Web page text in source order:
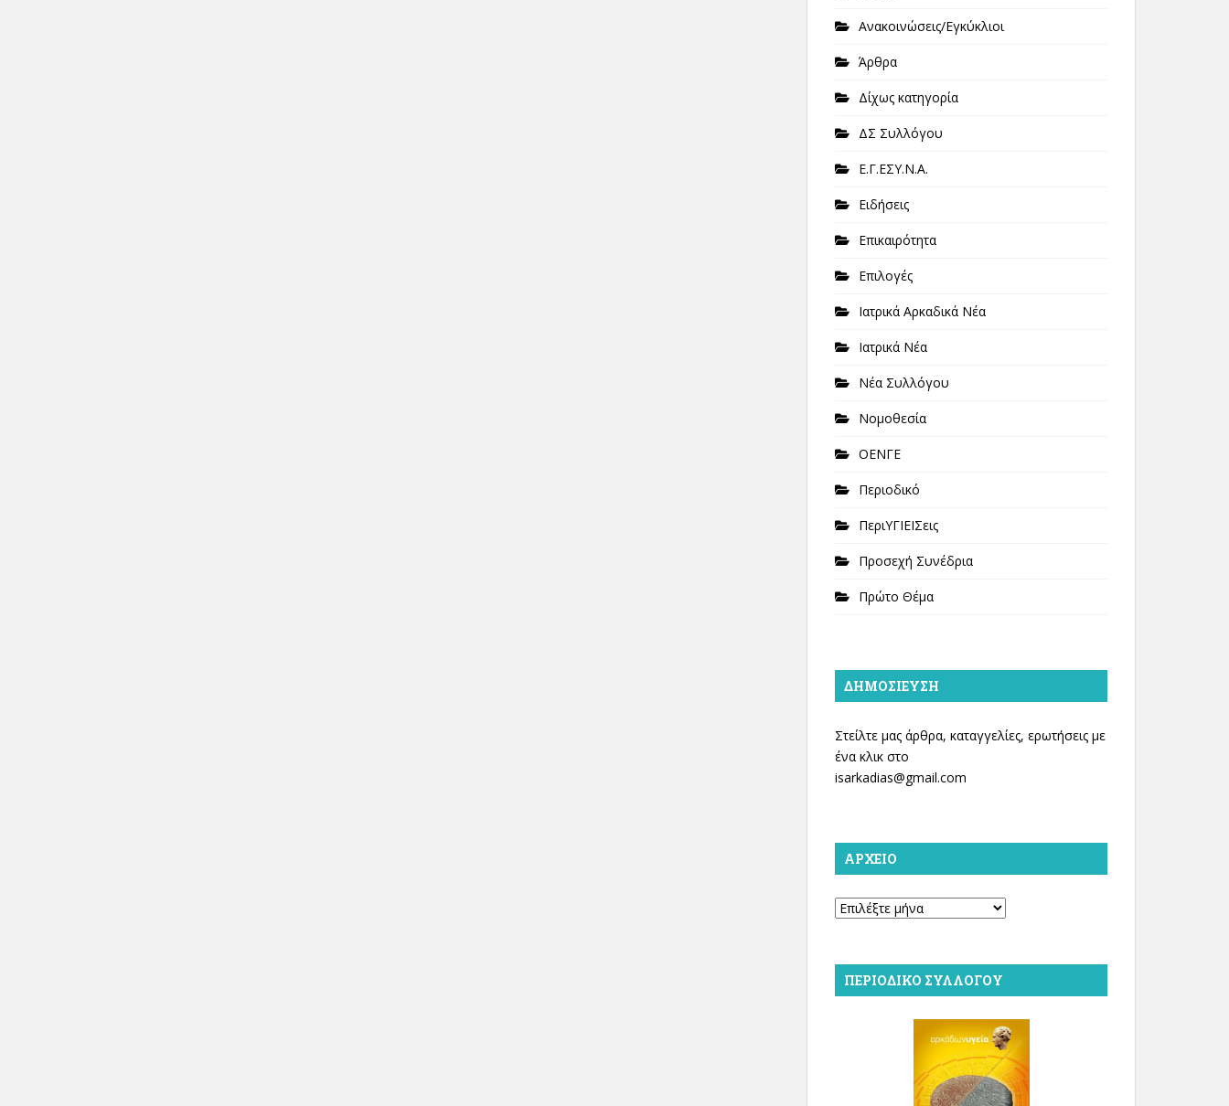
Ανακοινώσεις/Εγκύκλιοι
Άρθρα
Δίχως κατηγορία
ΔΣ Συλλόγου
Ε.Γ.ΕΣΥ.Ν.Α.
Ειδήσεις
Επικαιρότητα
Επιλογές
Ιατρικά Αρκαδικά Νέα
Ιατρικά Νέα
Νέα Συλλόγου
Νομοθεσία
ΟΕΝΓΕ
Περιοδικό
ΠεριΥΓΙΕΙΣεις
Προσεχή Συνέδρια
Πρώτο Θέμα
ΔΗΜΟΣΊΕΥΣΗ
Στείλτε μας άρθρα, καταγγελίες, ερωτήσεις με
ένα κλικ στο
isarkadias@gmail.com
ΑΡΧΕΊΟ
Αρχείο
ΠΕΡΙΟΔΙΚΌ ΣΥΛΛΌΓΟΥ